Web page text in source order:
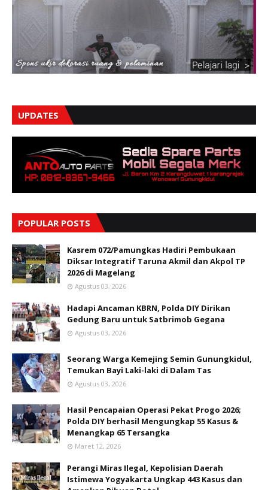
UPDATES
POPULAR POSTS
Kasrem 072/Pamungkas Hadiri Pembukaan
Diksar Integratif Taruna Akmil dan Akpol TP
2026 di Magelang
Agustus 03, 2026
Hadapi Ancaman KBRN, Polda DIY Dirikan
Gedung Baru untuk Satbrimob Gegana
Agustus 03, 2026
Seorang Warga Kemejing Semin Gunungkidul,
Temukan Bayi Laki-laki di Dalam Tas
Agustus 03, 2026
Hasil Pencapaian Operasi Pekat Progo 2026;
Polda DIY berhasil Mengungkap 55 Kasus &
Menangkap 65 Tersangka
Maret 12, 2026
Perangi Miras Ilegal, Kepolisian Daerah
Istimewa Yogyakarta Ungkap 443 Kasus dan